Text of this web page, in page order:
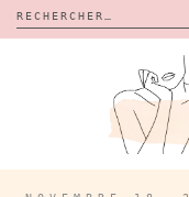
Rechercher :
CALENDRIERS DE
BON PLAN
À PROPOS